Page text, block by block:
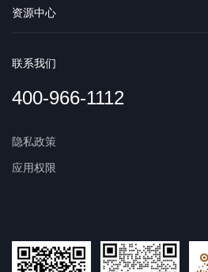
资源中心
联系我们
400-966-1112
隐私政策
应用权限